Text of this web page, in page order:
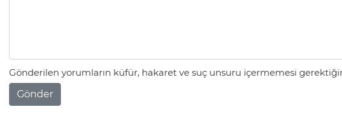
Gönderilen yorumların küfür, hakaret ve suç unsuru içermemesi
Gönder